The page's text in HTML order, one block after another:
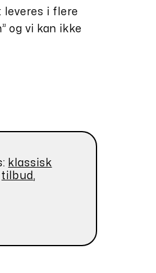
leveres i flere
og vi kan ikke
klassisk
tilbud ,